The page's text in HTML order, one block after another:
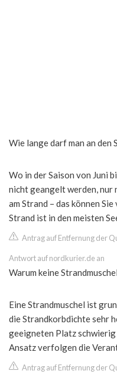
Wie lange darf man an den
Wo in der Saison von Juni
nicht geangelt werden, nur
am Strand – das können
Strand ist in den meisten
Antrag auf Entfernung der
Antwort auf nordkurier.de an
Warum keine
Eine Strandmuschel ist
die Strandkorbdichte sehr
geeigneten Platz
Ansatz verfolgen die
Antrag auf Entfernung der